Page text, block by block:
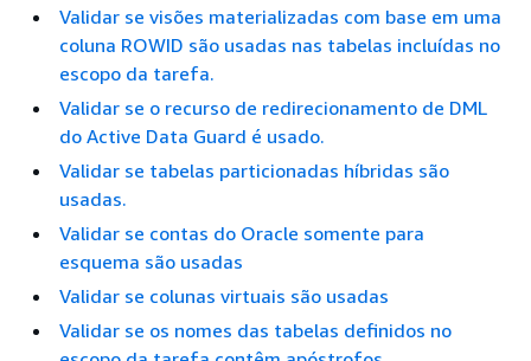
Validar se visões materializadas com base em uma
coluna ROWID são usadas nas tabelas incluídas no
escopo da tarefa.
Validar se o recurso de redirecionamento de DML
do Active Data Guard é usado.
Validar se tabelas particionadas híbridas são
usadas.
Validar se contas do Oracle somente para
esquema são usadas
Validar se colunas virtuais são usadas
Validar se os nomes das tabelas definidos no